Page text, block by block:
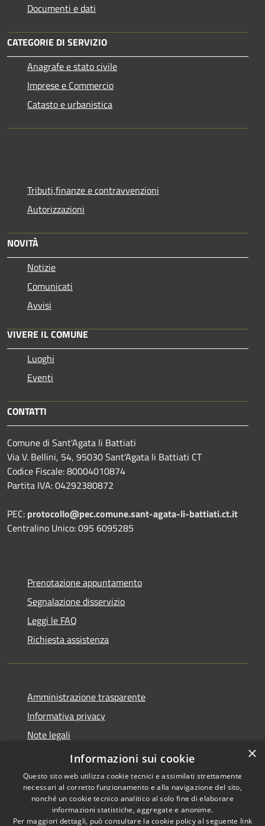
Documenti e dati
CATEGORIE DI SERVIZIO
Anagrafe e stato civile
Imprese e Commercio
Catasto e urbanistica
Tributi,finanze e contravvenzioni
Autorizzazioni
NOVITÀ
Notizie
Comunicati
Avvisi
VIVERE IL COMUNE
Luoghi
Eventi
CONTATTI
Comune di Sant'Agata li Battiati
Via V. Bellini, 54, 95030 Sant'Agata li Battiati CT
Codice Fiscale: 80004010874
Partita IVA: 04292380872
PEC: protocollo@pec.comune.sant-agata-li-battiati.ct.it
Centralino Unico: 095 6095285
Prenotazione appuntamento
Segnalazione disservizio
Leggi le FAQ
Richiesta assistenza
Amministrazione trasparente
Informativa privacy
Note legali
Dichiarazione di accessibilità
Copyright © 2026 • Comune di
×
Informazioni sui cookie
Questo sito web utilizza cookie tecnici e assimilati strettamente
necessari al corretto funzionamento e alla navigazione del sito,
nonché un cookie tecnico analitico al solo fine di elaborare
informazioni statistiche, aggregate e anonime.
Per maggiori dettagli, può consultare la cookie policy al seguente link